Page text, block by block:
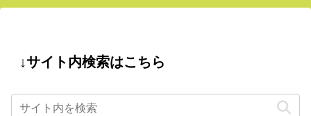
↓サイト内検索はこちら